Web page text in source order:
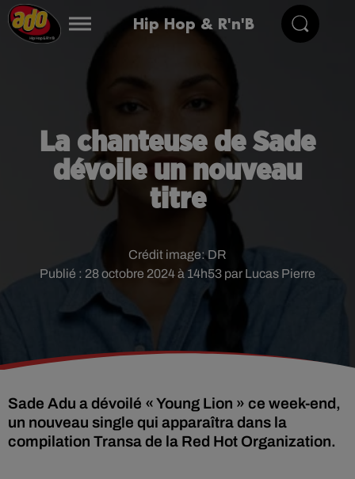
Hip Hop & R'n'B
La chanteuse de Sade
dévoile un nouveau
titre
Publié : 28 octobre 2024 à 14h53 par Lucas Pierre
Crédit image:DR
Sade Adu a dévoilé « Young Lion » ce week-end,
un nouveau single qui apparaîtra dans la
compilation Transa de la Red Hot Organization.